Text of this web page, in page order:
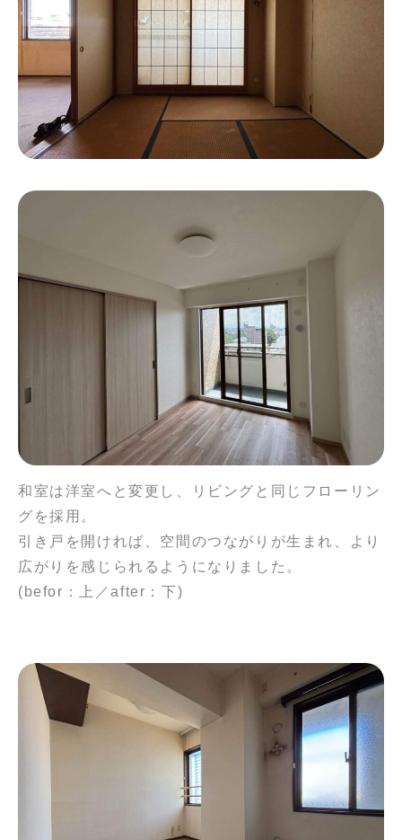
和室は洋室へと変更し、リビングと同じフローリン
グを採用。
引き戸を開ければ、空間のつながりが生まれ、より
広がりを感じられるようになりました。
(befor：上／after：下)